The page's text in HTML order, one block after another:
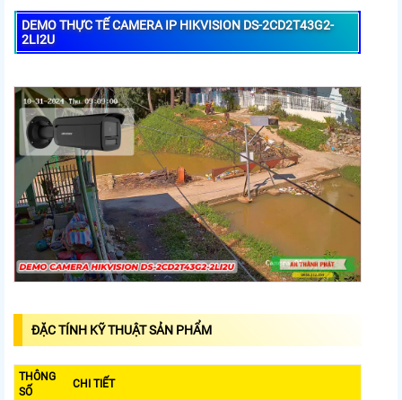
DEMO THỰC TẾ CAMERA IP HIKVISION DS-2CD2T43G2-
2LI2U
ĐẶC TÍNH KỸ THUẬT SẢN PHẨM
THÔNG
SỐ
CHI TIẾT